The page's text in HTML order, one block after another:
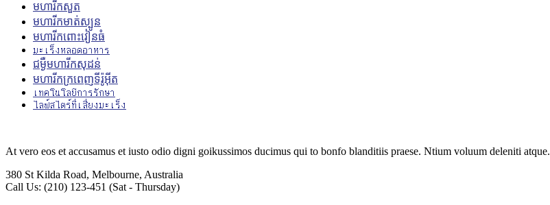
មហារីក​សួត
មហារីកមាត់ស្បូន
មហារីកពោះវៀនធំ
มะเร็งหลอดอาหาร
ជម្ងឺ​មហារីក​សុដន់
មហារីកក្រពេញទីរ៉ូអ៊ីត
เทคโนโลยีการรักษา
ไลฟ์สไตร์ที่เสี่ยงมะเร็ง
At vero eos et accusamus et iusto odio digni goikussimos ducimus qui to bonfo blanditiis praese. Ntium voluum deleniti atque.
380 St Kilda Road, Melbourne, Australia
Call Us: (210) 123-451 (Sat - Thursday)